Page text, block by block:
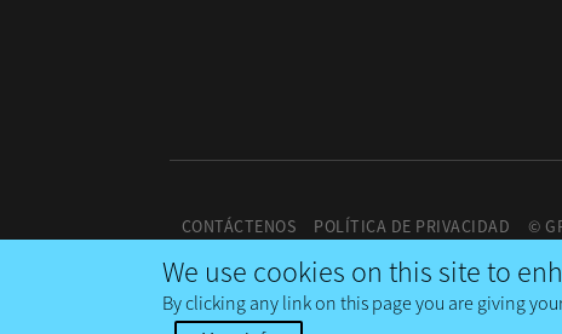
CONTÁCTENOS POLÍTICA DE PRIVACIDAD ©
We use cookies on this site to
By clicking any link on this page you are giving